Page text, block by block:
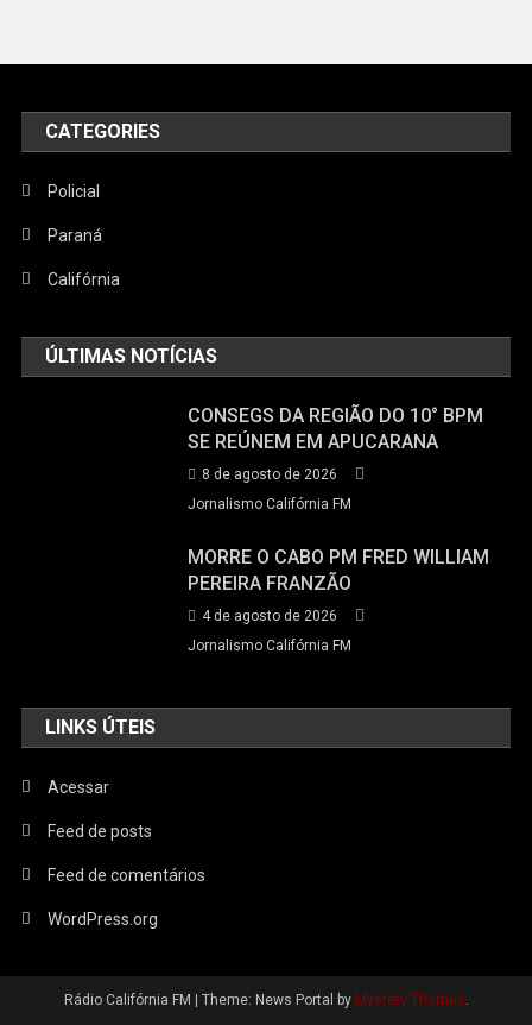
CATEGORIES
Policial
Paraná
Califórnia
ÚLTIMAS NOTÍCIAS
CONSEGS DA REGIÃO DO 10° BPM
SE REÚNEM EM APUCARANA
8 de agosto de 2026
Jornalismo Califórnia FM
MORRE O CABO PM FRED WILLIAM
PEREIRA FRANZÃO
4 de agosto de 2026
Jornalismo Califórnia FM
LINKS ÚTEIS
Acessar
Feed de posts
Feed de comentários
WordPress.org
Rádio Califórnia FM | Theme: News Portal by Mystery Themes